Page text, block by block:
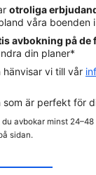
otroliga
våra boenden
avbokning på de
din planer*
hänvisar vi till vår
som är perfekt för
avbokar minst
sidan.